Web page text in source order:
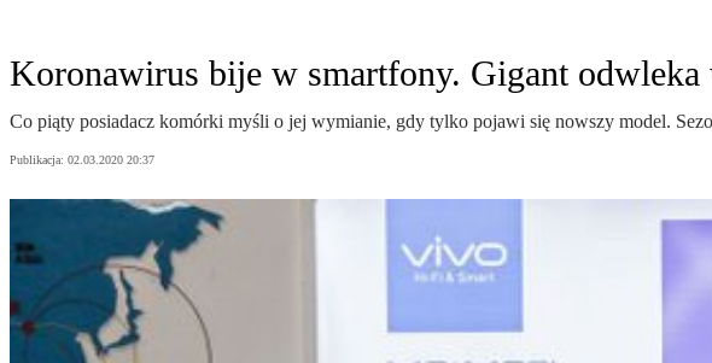
Koronawirus bije w smartfony. Gigant odwleka
Co piąty posiadacz komórki myśli o jej wymianie, gdy tylko pojawi się nowszy model.
Publikacja: 02.03.2020 20:37